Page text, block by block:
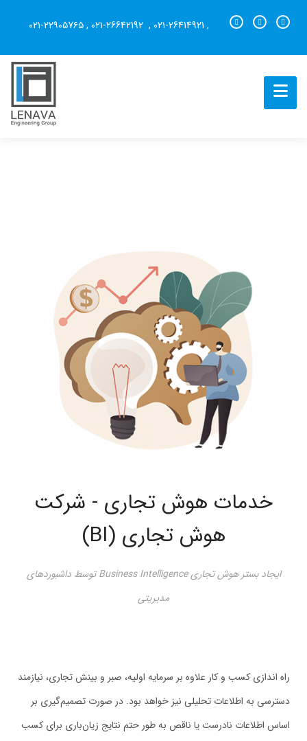
, ۰۲۱-26414921 ,
,۰۲۱-۲۲۹۰۵7۶۵
خدمات هوش تجاری - شرکت
هوش تجاری (BI)
ایجاد بستر هوش تجاری Business Intelligence توسط داشبوردهای
مدیریتی
راه اندازی کسب و کار علاوه بر سرمایه اولیه، صبر و بینش تجاری، نیازمند
دسترسی به اطلاعات تحلیلی نیز خواهد بود. در صورت تصمیم‌گیری بر
اساس اطلاعات نادرست یا ناقص به طور حتم نتایج زیان‌باری برای کسب